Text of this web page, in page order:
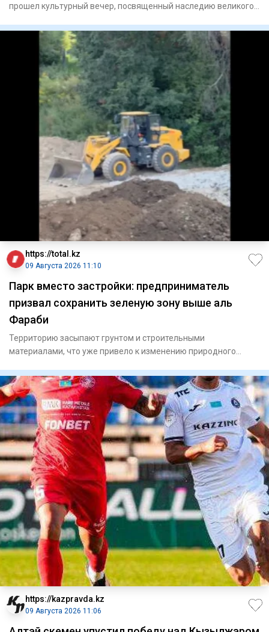
прошел культурный вечер, посвященный наследию великого
https://total.kz
09 Августа 2026 11:10
Парк вместо застройки: предприниматель
призвал сохранить зеленую зону выше аль
Фараби
Территорию засыпают грунтом и строительными
материалами, что уже привело к изменению природного
https://kazpravda.kz
09 Августа 2026 11:06